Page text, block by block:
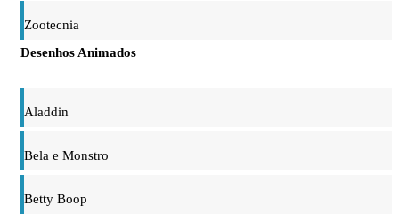
Zootecnia
Desenhos Animados
Aladdin
Bela e Monstro
Betty Boop